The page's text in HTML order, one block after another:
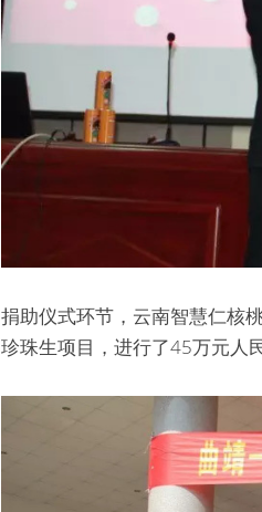
捐助仪式环节，云南智慧仁核
珍珠生项目，进行了45万元人